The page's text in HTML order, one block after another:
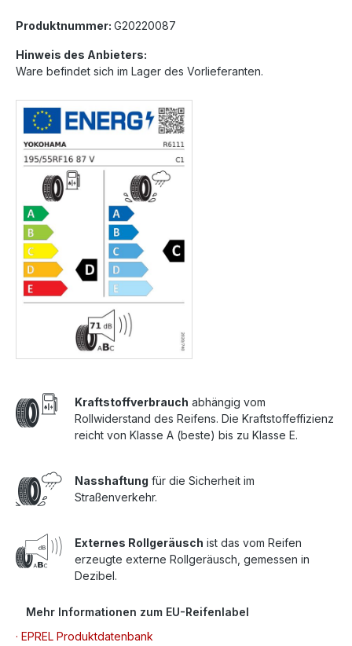
Produktnummer: G20220087
Hinweis des Anbieters:
Ware befindet sich im Lager des Vorlieferanten.
Kraftstoffverbrauch abhängig vom
Rollwiderstand des Reifens. Die Kraftstoffeffizienz
reicht von Klasse A (beste) bis zu Klasse E.
Nasshaftung für die Sicherheit im
Straßenverkehr.
Externes Rollgeräusch ist das vom Reifen
erzeugte externe Rollgeräusch, gemessen in
Dezibel.
Mehr Informationen zum EU-Reifenlabel
· EPREL Produktdatenbank